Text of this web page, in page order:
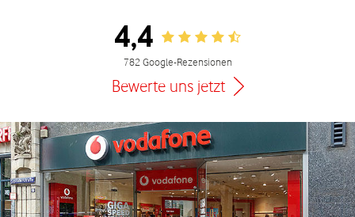
4,4 Rating 4.4
782 Google-Rezensionen
Bewerte uns jetzt